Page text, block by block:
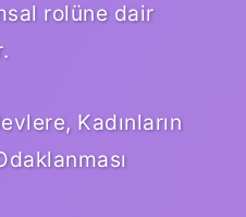
rolüne dair
Kadınların